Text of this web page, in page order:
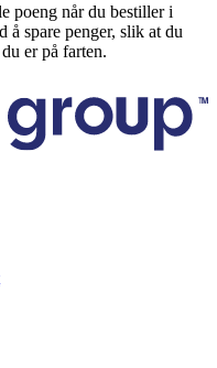
poeng når du bestiller i
å spare penger, slik at du
er på farten.